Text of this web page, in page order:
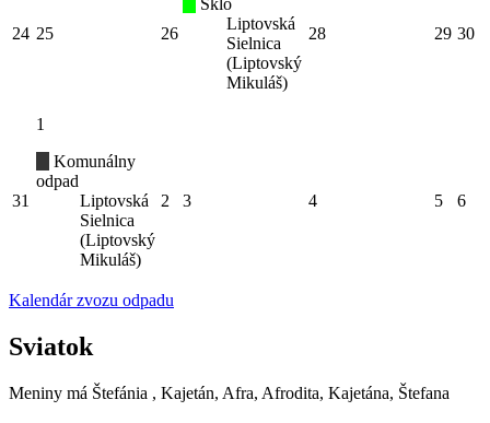
24 25 26
Sklo
Liptovská
Sielnica
(Liptovský
Mikuláš)
28 29 30
31
1
Komunálny
odpad
Liptovská
Sielnica
(Liptovský
Mikuláš)
2 3 4 5 6
Kalendár zvozu odpadu
Sviatok
Meniny má Štefánia , Kajetán, Afra, Afrodita, Kajetána, Štefana